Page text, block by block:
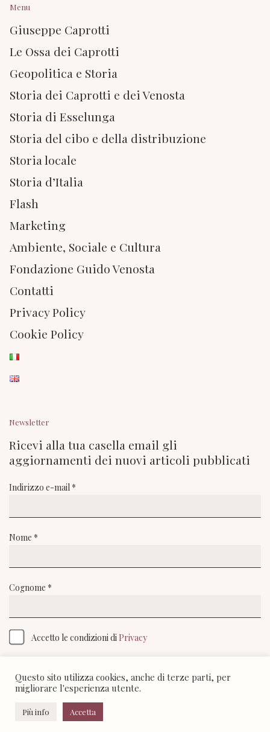
Menu
Giuseppe Caprotti
Le Ossa dei Caprotti
Geopolitica e Storia
Storia dei Caprotti e dei Venosta
Storia di Esselunga
Storia del cibo e della distribuzione
Storia locale
Storia d’Italia
Flash
Marketing
Ambiente, Sociale e Cultura
Fondazione Guido Venosta
Contatti
Privacy Policy
Cookie Policy
Newsletter
Ricevi alla tua casella email gli
aggiornamenti dei nuovi articoli pubblicati
Indirizzo e-mail *
Nome *
Cognome *
Accetto le condizioni di Privacy
© Giuseppe Caprotti 2016-2025 - All rights reserved
Questo sito utilizza cookies, anche di terze parti, per
migliorare l'esperienza utente.
Più info Accetta